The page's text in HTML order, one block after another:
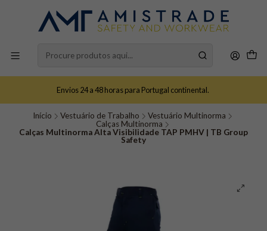
Envios 24 a 48 horas para Portugal continental.
Início Vestuário de Trabalho
Vestuário Multinorma
Calças Multinorma
Calças Multinorma Alta Visibilidade TAP PMHV | TB Group
Safety